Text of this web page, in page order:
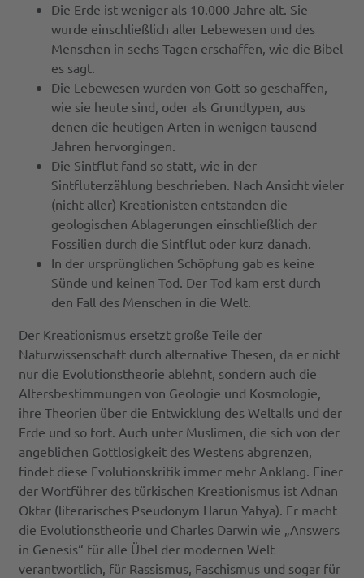
Die Erde ist weniger als 10.000 Jahre alt. Sie
wurde einschließlich aller Lebewesen und des
Menschen in sechs Tagen erschaffen, wie die Bibel
es sagt.
Die Lebewesen wurden von Gott so geschaffen,
wie sie heute sind, oder als Grundtypen, aus
denen die heutigen Arten in wenigen tausend
Jahren hervorgingen.
Die Sintflut fand so statt, wie in der
Sintfluterzählung beschrieben. Nach Ansicht vieler
(nicht aller) Kreationisten entstanden die
geologischen Ablagerungen einschließlich der
Fossilien durch die Sintflut oder kurz danach.
In der ursprünglichen Schöpfung gab es keine
Sünde und keinen Tod. Der Tod kam erst durch
den Fall des Menschen in die Welt.
Der Kreationismus ersetzt große Teile der
Naturwissenschaft durch alternative Thesen, da er nicht
nur die Evolutionstheorie ablehnt, sondern auch die
Altersbestimmungen von Geologie und Kosmologie,
ihre Theorien über die Entwicklung des Weltalls und der
Erde und so fort. Auch unter Muslimen, die sich von der
angeblichen Gottlosigkeit des Westens abgrenzen,
findet diese Evolutionskritik immer mehr Anklang. Einer
der Wortführer des türkischen Kreationismus ist Adnan
Oktar (literarisches Pseudonym Harun Yahya). Er macht
die Evolutionstheorie und Charles Darwin wie „Answers
in Genesis“ für alle Übel der modernen Welt
verantwortlich, für Rassismus, Faschismus und sogar für